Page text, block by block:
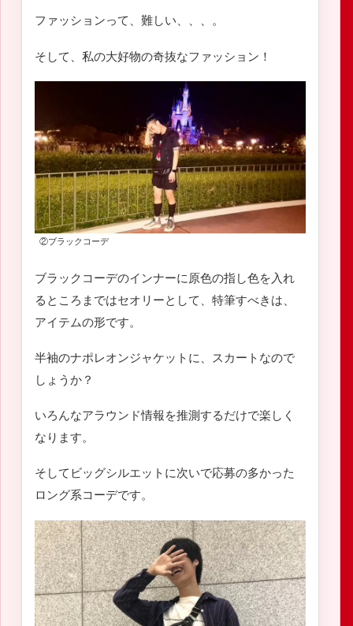
ファッションって、難しい、、、。
そして、私の大好物の奇抜なファッション！
②ブラックコーデ
ブラックコーデのインナーに原色の指し色を入れ
るところまではセオリーとして、特筆すべきは、
アイテムの形です。
半袖のナポレオンジャケットに、スカートなので
しょうか？
いろんなアラウンド情報を推測するだけで楽しく
なります。
そしてビッグシルエットに次いで応募の多かった
ロング系コーデです。